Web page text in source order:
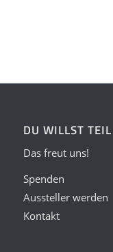
DU WILLST
Das freut uns!
Spenden
Aussteller werden
Kontakt